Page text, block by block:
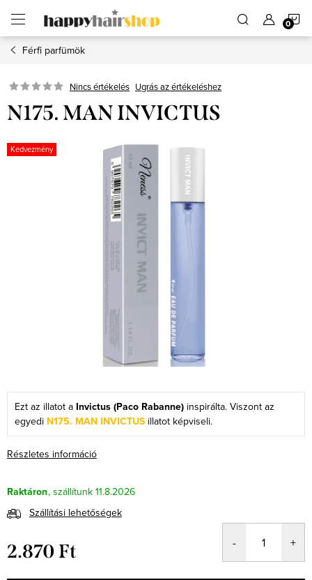
fő
tartalomhozFérfi parfümök
Nincs értékelés Ugrás az értékeléshez
N175. MAN INVICTUS
Kedvezmény
Részletes információ
Raktáron
11.8.2026
Szállítási lehetőségek
2.870 Ft
Ezt az illatot a Invictus (Paco Rabanne) inspirálta. Viszont az
egyedi N175. MAN INVICTUS illatot képviseli.